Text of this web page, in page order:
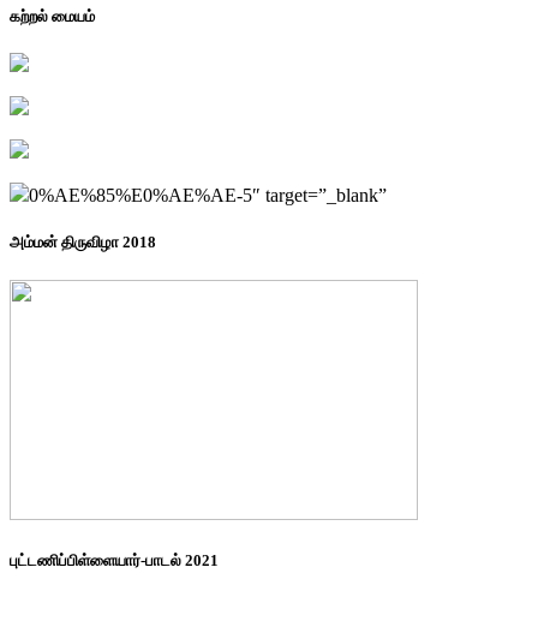
கற்றல் மையம்
0%AE%85%E0%AE%AE-5″ target=”_blank”
அம்மன் திருவிழா 2018
புட்டணிப்பிள்ளையார்-பாடல் 2021